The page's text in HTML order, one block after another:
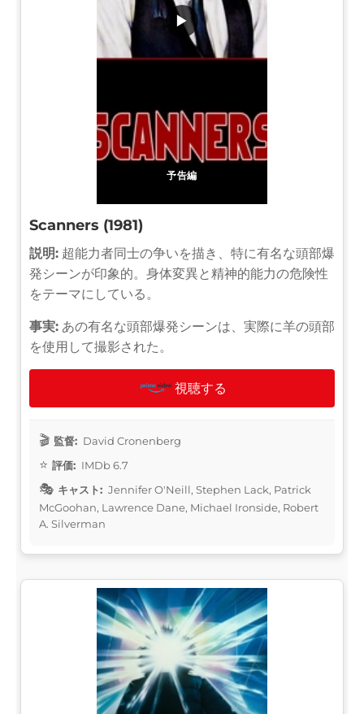
予告編
▶
Scanners (1981)
説明: 超能力者同士の争いを描き、特に有名な頭部爆
発シーンが印象的。身体変異と精神的能力の危険性
をテーマにしている。
事実: あの有名な頭部爆発シーンは、実際に羊の頭部
を使用して撮影された。
視聴する
監督: David Cronenberg
評価: IMDb 6.7
キャスト: Jennifer O'Neill, Stephen Lack, Patrick
McGoohan, Lawrence Dane, Michael Ironside, Robert
A. Silverman